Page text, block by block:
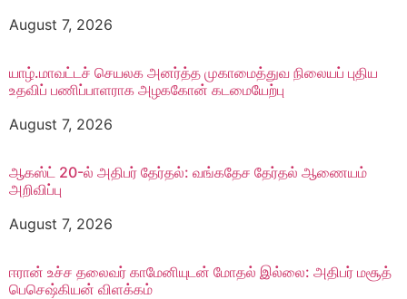
August 7, 2026
யாழ்.மாவட்டச் செயலக அனர்த்த முகாமைத்துவ நிலையப் புதிய
உதவிப் பணிப்பாளராக அழககோன் கடமையேற்பு
August 7, 2026
ஆகஸ்ட் 20-ல் அதிபர் தேர்தல்: வங்கதேச தேர்தல் ஆணை​யம்
அறிவிப்பு
August 7, 2026
ஈரான் உச்ச தலை​வர் காமேனியுடன் மோதல் இல்லை: அதிபர் மசூத்
பெசெஷ்கியன் விளக்கம்